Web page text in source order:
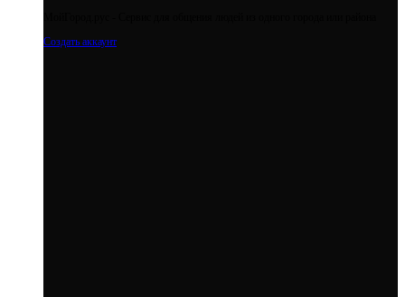
Создать аккаунт